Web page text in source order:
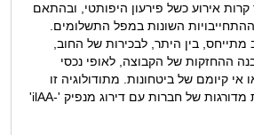
קרות אירוע כשל פירעון היפותטי, ובהתאם
השונות במפל התשלומים.
מתייחס, בין היתר, לבכירות של החוב,
ההחזקות של הקבוצה, לאופי נכסי
אי קיומם של ביטחונות. מתודולוגיה זו
תיושם על הנפקות מדורגות של חברות עם דירוג מנפיק '-ilAA'